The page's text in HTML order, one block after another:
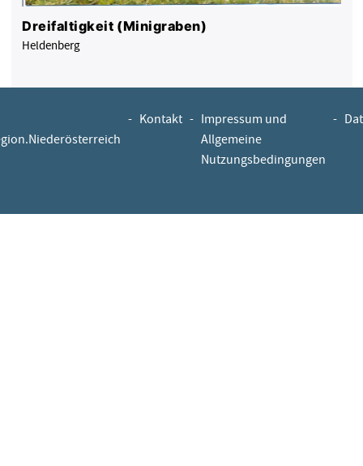
Dreifaltigkeit (Minigraben)
Heldenberg
- Kontakt - Impressum und
Allgemeine
Nutzungsbedingungen
-